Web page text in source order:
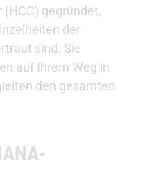
gegründet,
der
sind. Sie
auf Ihrem Weg in
den gesamten